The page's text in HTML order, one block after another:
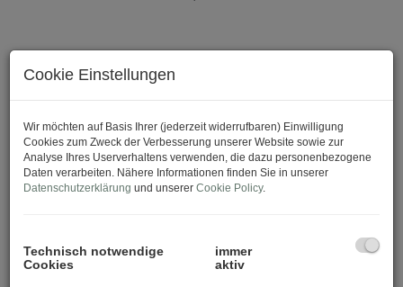
Cookie Einstellungen
Wir möchten auf Basis Ihrer (jederzeit widerrufbaren) Einwilligung
Cookies zum Zweck der Verbesserung unserer Website sowie zur
Analyse Ihres Userverhaltens verwenden, die dazu personenbezogene
Daten verarbeiten. Nähere Informationen finden Sie in unserer
Datenschutzerklärung und unserer Cookie Policy.
Technisch notwendige
Cookies
immer
aktiv